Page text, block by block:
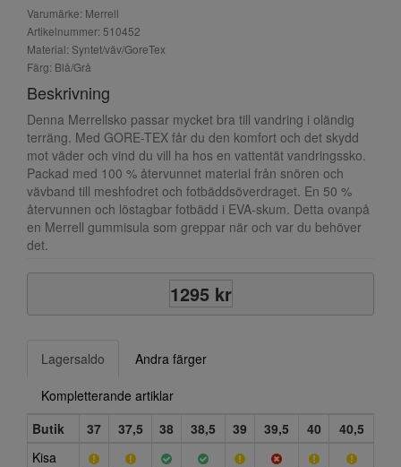
Varumärke: Merrell
Artikelnummer: 510452
Material: Syntet/väv/GoreTex
Färg: Blå/Grå
Beskrivning
Denna Merrellsko passar mycket bra till vandring i oländig
terräng. Med GORE-TEX får du den komfort och det skydd
mot väder och vind du vill ha hos en vattentät vandringssko.
Packad med 100 % återvunnet material från snören och
vävband till meshfodret och fotbäddsöverdraget. En 50 %
återvunnen och löstagbar fotbädd i EVA-skum. Detta ovanpå
en Merrell gummisula som greppar när och var du behöver
det.
1295 kr
Lagersaldo Andra färger
Kompletterande artiklar
Butik
37 37,5 38 38,5 39 39,5 40
40,5
Kisa